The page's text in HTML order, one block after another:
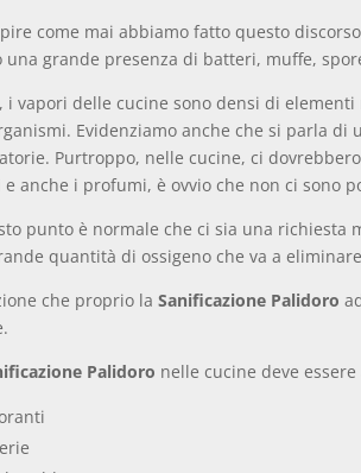
come mai abbiamo fatto questo
una grande presenza di batteri, muffe,
i vapori delle cucine sono densi di
Evidenziamo anche che si parla di
Purtroppo, nelle cucine, ci
e anche i profumi, è ovvio che non ci sono
punto è normale che ci sia una
quantità di ossigeno che va a
che proprio la Sanificazione Palidoro
Palidoro nelle cucine deve